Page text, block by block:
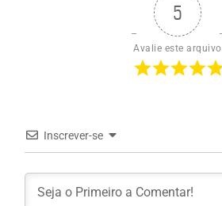
5
Avalie este arquivo
Inscrever-se